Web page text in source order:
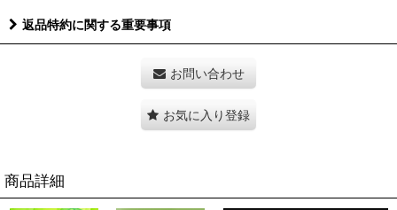
返品特約に関する重要事項
お問い合わせ
お気に入り登録
商品詳細